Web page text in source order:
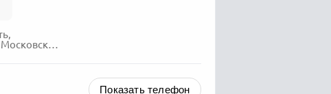
проезд, 9
Показать телефон